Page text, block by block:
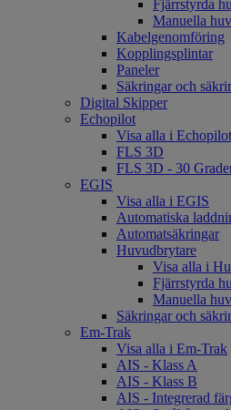
Fjärrstyrda
Manuella
Kabelgenomföring
Kopplingsplintar
Paneler
Säkringar och
Digital Skipper
Echopilot
Visa alla i Echopilot
FLS 3D
FLS 3D - 30
EGIS
Visa alla i EGIS
Automatiska
Automatsäkringar
Huvudbrytare
Visa alla i
Fjärrstyrda
Manuella
Säkringar och
Em-Trak
Visa alla i Em-Trak
AIS - Klass A
AIS - Klass B
AIS - Integrerad